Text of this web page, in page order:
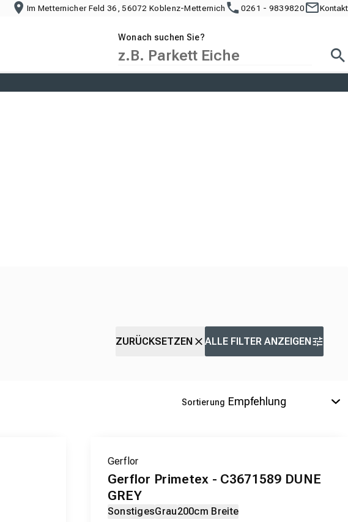
Im Metternicher Feld 36, 56072 Koblenz-Metternich 0261 - 9839820 Kontakt
Wonach suchen Sie?
ZURÜCKSETZEN ALLE FILTER ANZEIGEN
Sortierung
Gerflor
Gerflor Primetex - C3671589 DUNE
GREY
SonstigesGrau200cm Breite